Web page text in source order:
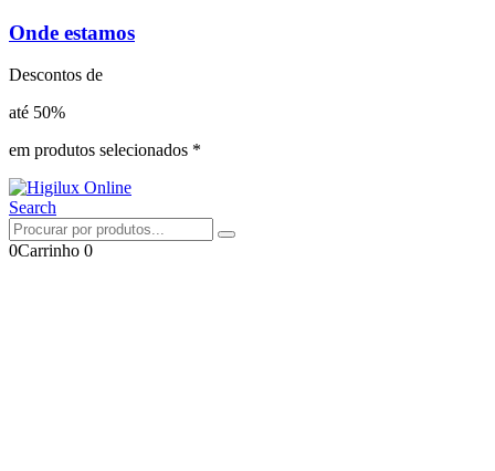
Onde estamos
Descontos de
até 50%
em produtos selecionados *
Search
0Carrinho 0